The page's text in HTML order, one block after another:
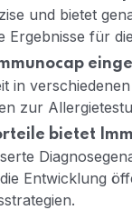
und bietet
Ergebnisse für
in
zur
bietet
Entwicklung